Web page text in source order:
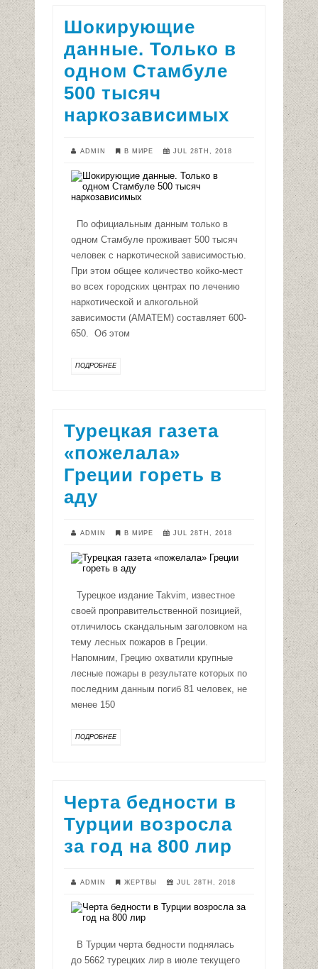
Шокирующие
данные. Только в
одном Стамбуле
500 тысяч
наркозависимых
ADMIN В МИРЕ JUL 28TH, 2018
По официальным данным только в
одном Стамбуле проживает 500 тысяч
человек с наркотической зависимостью.
При этом общее количество койко-мест
во всех городских центрах по лечению
наркотической и алкогольной
зависимости (AMATEM) составляет 600-
650. Об этом
ПОДРОБНЕЕ
Турецкая газета
«пожелала»
Греции гореть в
аду
ADMIN В МИРЕ JUL 28TH, 2018
Турецкое издание Takvim, известное
своей проправительственной позицией,
отличилось скандальным заголовком на
тему лесных пожаров в Греции.
Напомним, Грецию охватили крупные
лесные пожары в результате которых по
последним данным погиб 81 человек, не
менее 150
ПОДРОБНЕЕ
Черта бедности в
Турции возросла
за год на 800 лир
ADMIN ЖЕРТВЫ JUL 28TH, 2018
В Турции черта бедности поднялась
до 5662 турецких лир в июле текущего